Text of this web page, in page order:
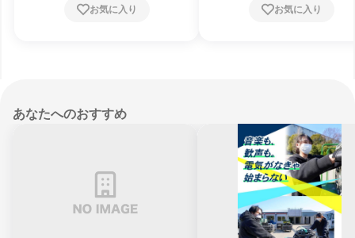
お気に入り お気に入り
あなたへのおすすめ